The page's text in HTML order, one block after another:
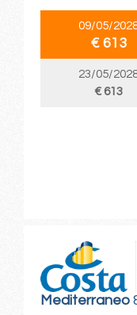
09/05/
€ 613
23/05/
€ 613
Mediterraneo